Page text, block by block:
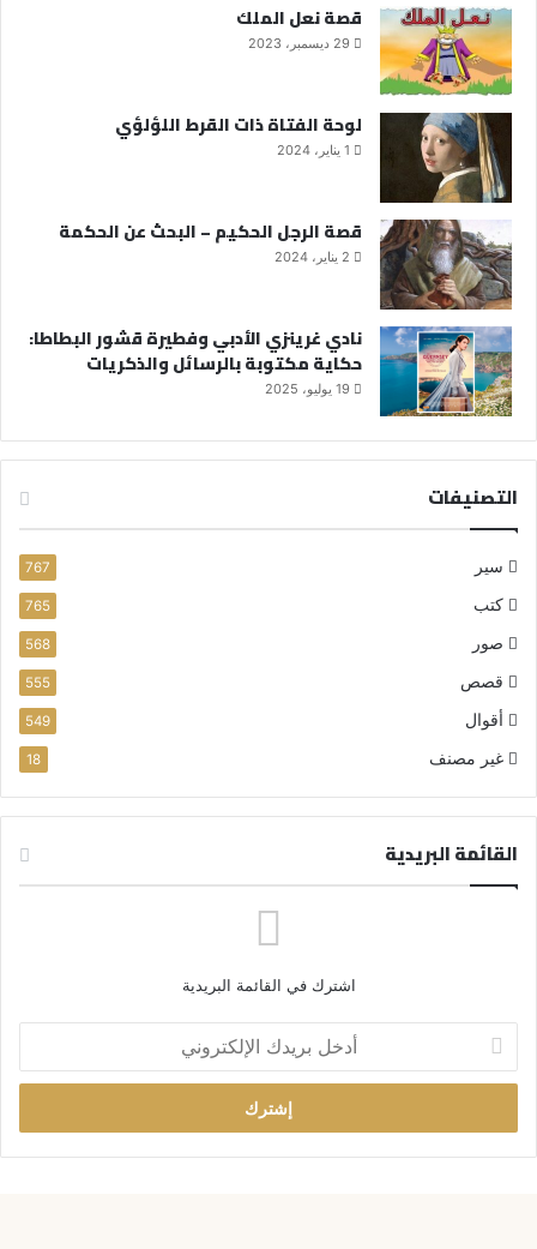
قصة نعل الملك
29 ديسمبر، 2023
لوحة الفتاة ذات القرط اللؤلؤي
1 يناير، 2024
قصة الرجل الحكيم – البحث عن الحكمة
2 يناير، 2024
نادي غرينزي الأدبي وفطيرة قشور البطاطا:
حكاية مكتوبة بالرسائل والذكريات
19 يوليو، 2025
التصنيفات
سير 767
كتب 765
صور 568
قصص 555
أقوال 549
غير مصنف 18
القائمة البريدية
اشترك في القائمة البريدية
خ
ب
ر